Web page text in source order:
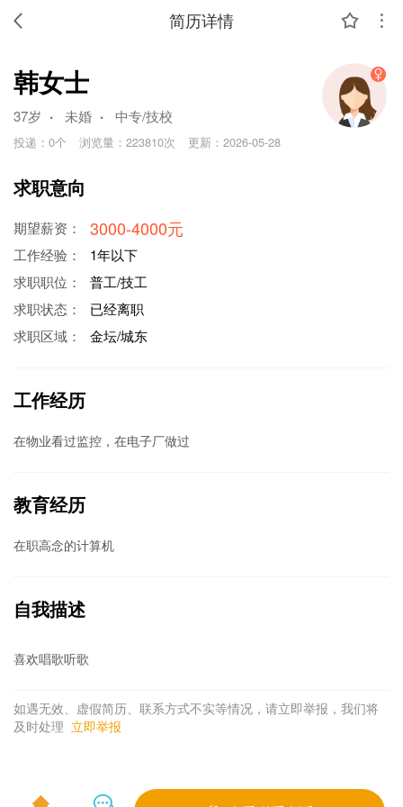
简历详情
韩女士
37岁 . 未婚 . 中专/技校
投递： 0个 浏览量： 223810次 更新： 2026-05-28
求职意向
期望薪资： 3000-4000元
工作经验：
1年以下
求职职位：
普工/技工
求职状态：
已经离职
求职区域：
金坛/城东
工作经历
在物业看过监控，在电子厂做过
教育经历
在职高念的计算机
自我描述
喜欢唱歌听歌
如遇无效、虚假简历、联系方式不实等情况，请立即举报，我们将
及时处理 立即举报